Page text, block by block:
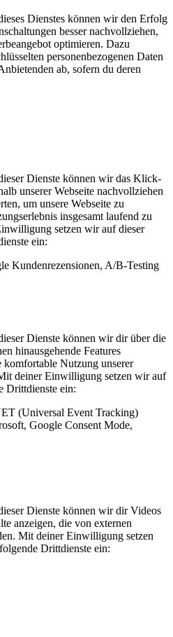
Dienstes können wir den Erfolg
besser nachvollziehen,
optimieren. Dazu
personenbezogenen Daten
ab, sofern du deren
Dienste können wir das Klick-
unserer Webseite nachvollziehen
um unsere Webseite zu
insgesamt laufend zu
setzen wir auf dieser
ein:
Kundenrezensionen, A/B-Testing
Dienste können wir dir über die
hinausgehende Features
komfortable Nutzung unserer
deiner Einwilligung setzen wir auf
Drittdienste ein:
(Universal Event Tracking)
Google Consent Mode,
Dienste können wir dir Videos
anzeigen, die von externen
Mit deiner Einwilligung setzen
Drittdienste ein: